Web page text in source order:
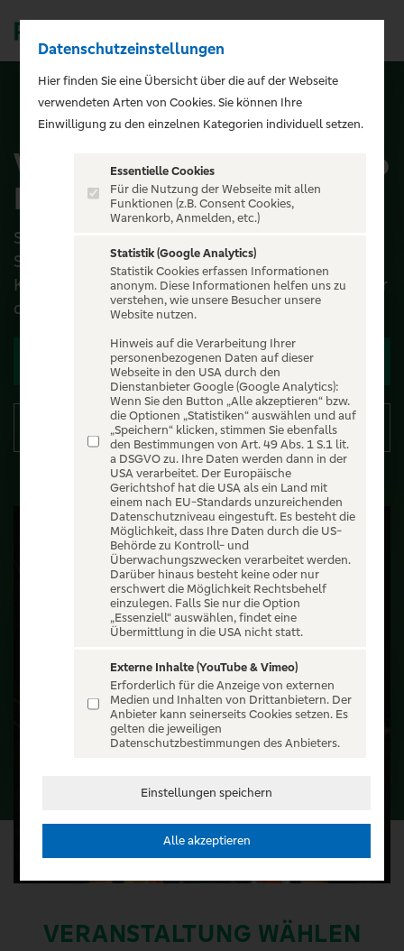
ALLE EVENTS
Viva la Vida – A Tribute to
Frida Kahlo
Sie war eine Künstlerin, eine Meisterin der
Selbstinszenierung und wurde zur Ikone: Frida
Kahlo. Nun macht das preisgekrönte Tanztheater
der Enrique G...
Zu den Terminen
Details
VERANSTALTUNG WÄHLEN
Datenschutzeinstellungen
Hier finden Sie eine Übersicht über die auf der Webseite
verwendeten Arten von Cookies. Sie können Ihre
Einwilligung zu den einzelnen Kategorien individuell setzen.
Essentielle Cookies
Für die Nutzung der Webseite mit allen
Funktionen (z.B. Consent Cookies,
Warenkorb, Anmelden, etc.)
Statistik (Google Analytics)
Statistik Cookies erfassen Informationen
anonym. Diese Informationen helfen uns zu
verstehen, wie unsere Besucher unsere
Website nutzen.
Hinweis auf die Verarbeitung Ihrer
personenbezogenen Daten auf dieser
Webseite in den USA durch den
Dienstanbieter Google (Google Analytics):
Wenn Sie den Button „Alle akzeptieren“ bzw.
die Optionen „Statistiken“ auswählen und auf
„Speichern“ klicken, stimmen Sie ebenfalls
den Bestimmungen von Art. 49 Abs. 1 S.1 lit.
a DSGVO zu. Ihre Daten werden dann in der
USA verarbeitet. Der Europäische
Gerichtshof hat die USA als ein Land mit
einem nach EU-Standards unzureichenden
Datenschutzniveau eingestuft. Es besteht die
Möglichkeit, dass Ihre Daten durch die US-
Behörde zu Kontroll- und
Überwachungszwecken verarbeitet werden.
Darüber hinaus besteht keine oder nur
erschwert die Möglichkeit Rechtsbehelf
einzulegen. Falls Sie nur die Option
„Essenziell“ auswählen, findet eine
Übermittlung in die USA nicht statt.
Externe Inhalte (YouTube & Vimeo)
Erforderlich für die Anzeige von externen
Medien und Inhalten von Drittanbietern. Der
Anbieter kann seinerseits Cookies setzen. Es
gelten die jeweiligen
Datenschutzbestimmungen des Anbieters.
Einstellungen speichern
Alle akzeptieren